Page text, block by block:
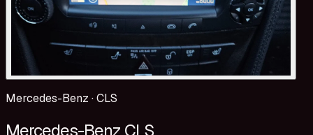
Mercedes-Benz ·CLS
Mercedes-Benz CLS